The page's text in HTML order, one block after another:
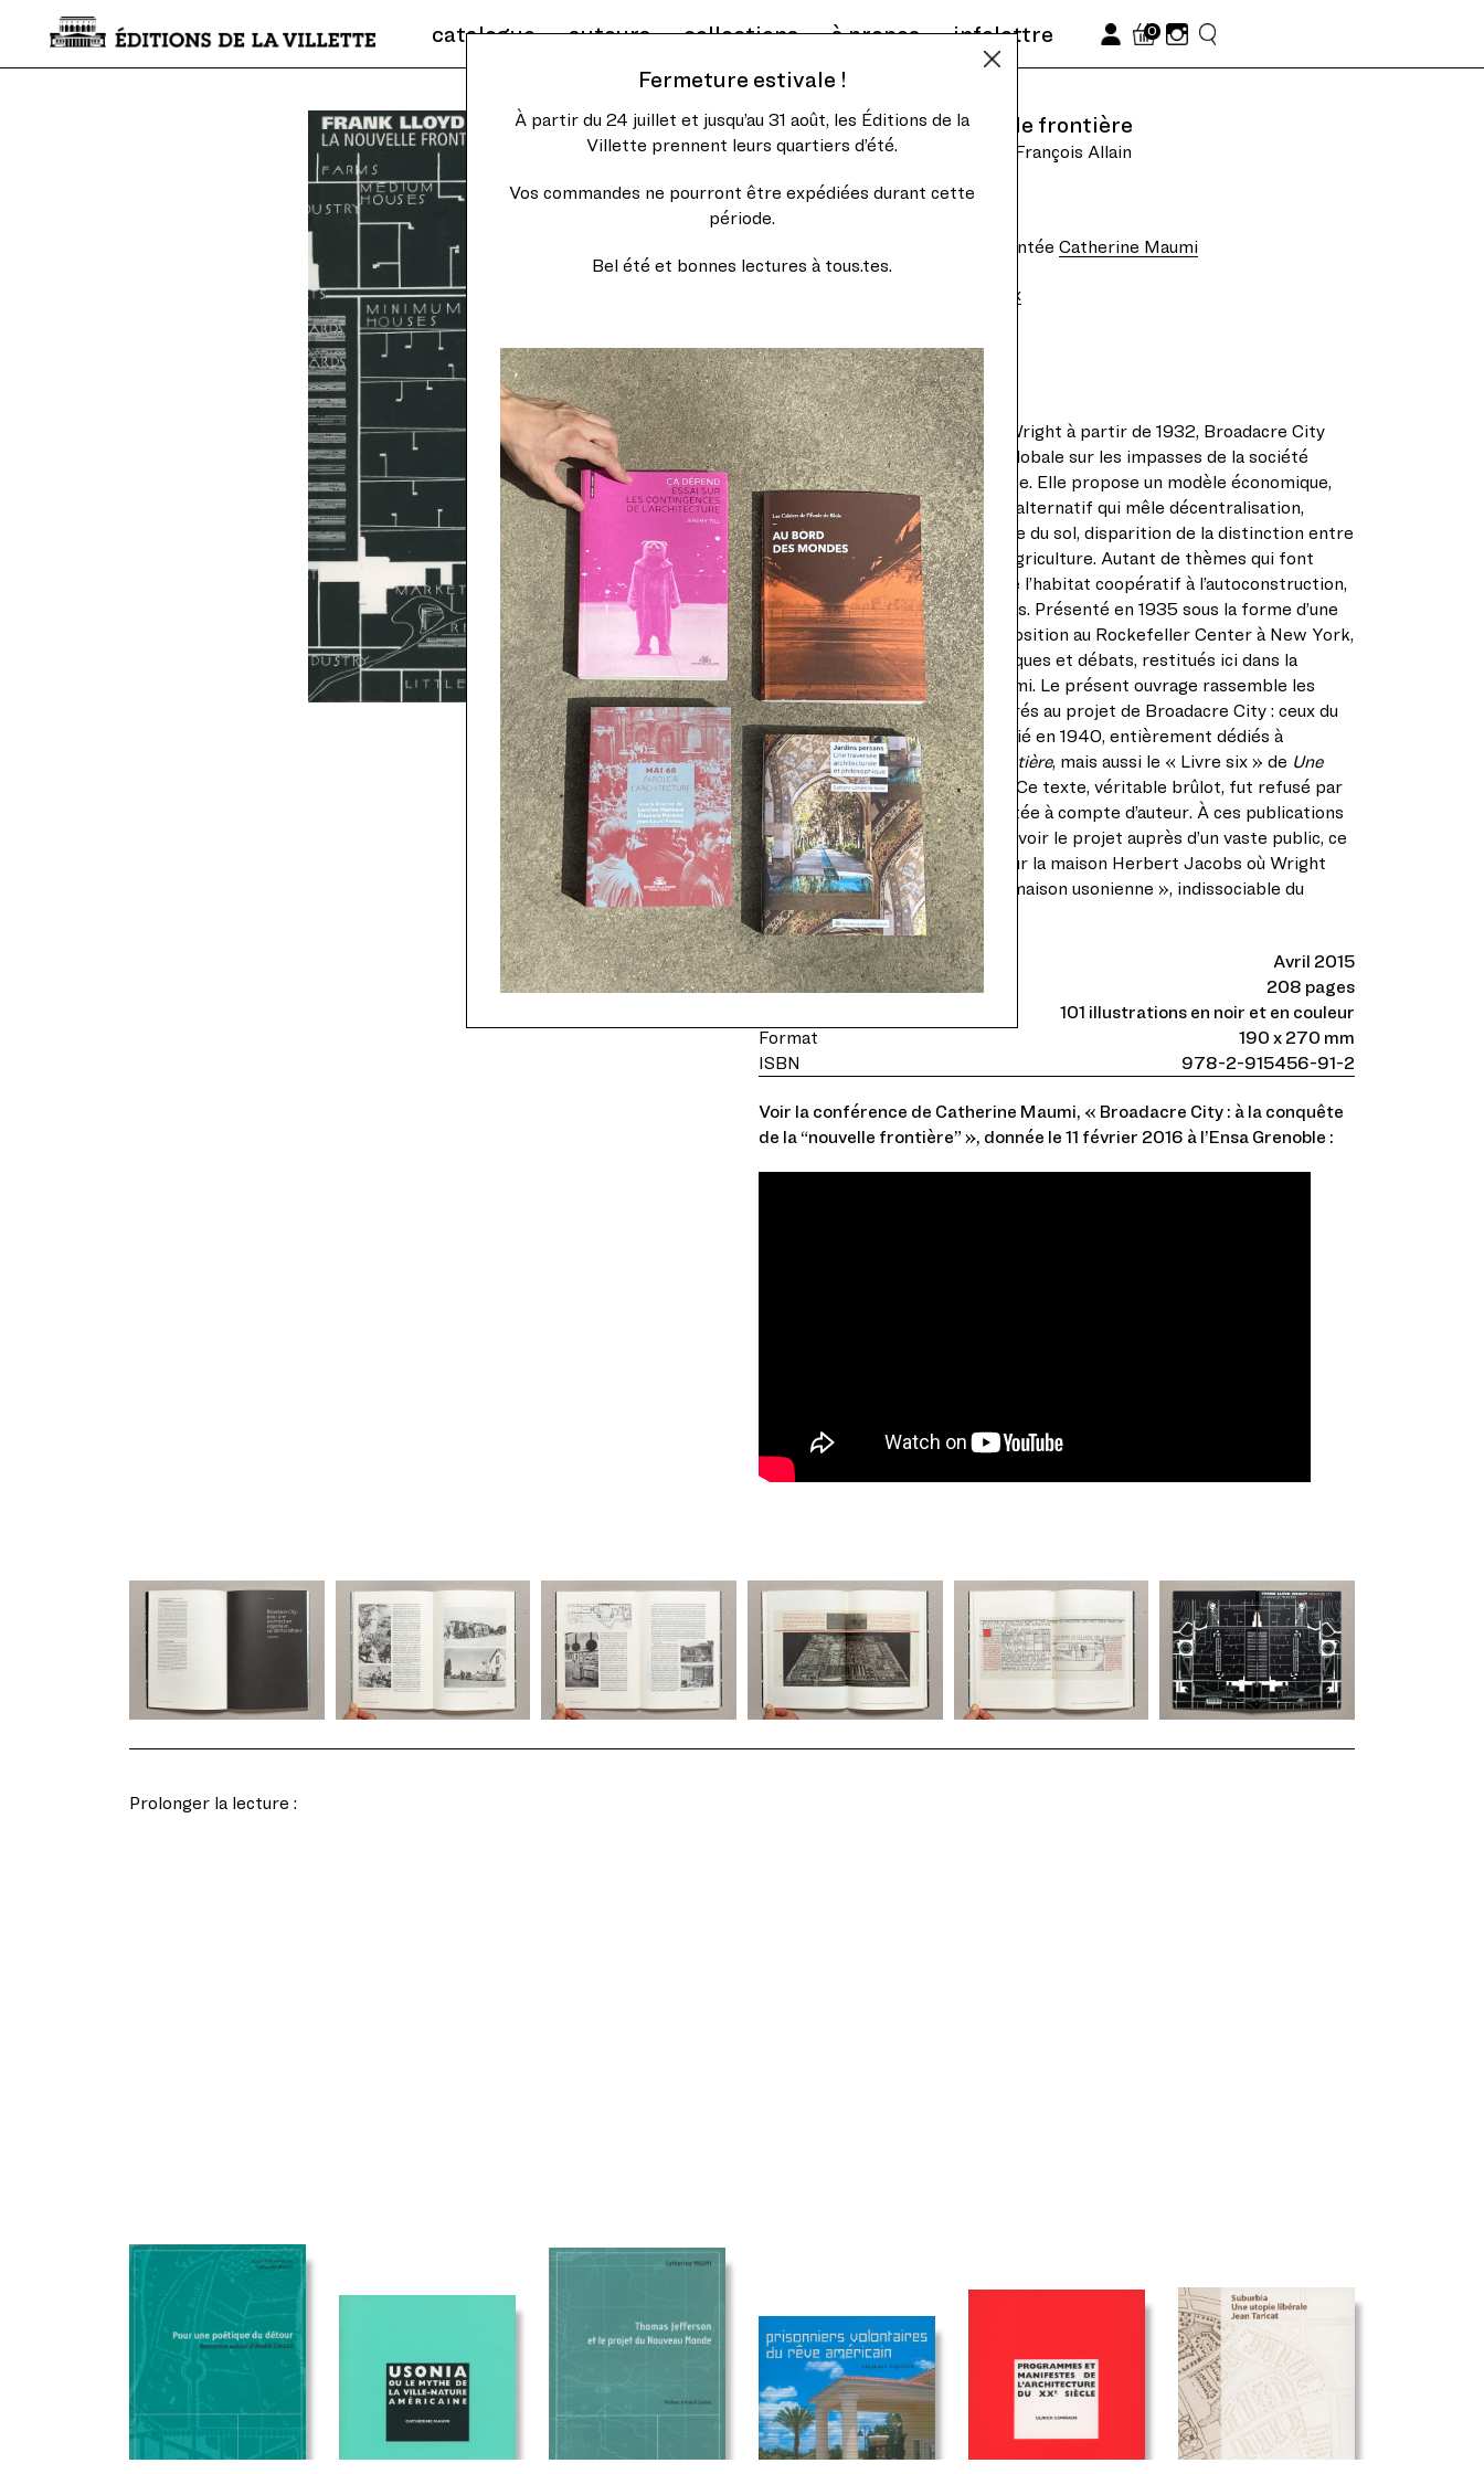
catalogue auteurs collections à propos infolettre 0
Broadacre City, la nouvelle frontière
Traduit de l’américain par Jean-François Allain
Frank Lloyd Wright
Édition critique dirigée et présentée Catherine Maumi
Textes fondamentaux
Ajouter au panier
Ville imaginée par Frank Lloyd Wright à partir de 1932, Broadacre City
s’inscrit dans sa réflexion plus globale sur les impasses de la société
urbaine et industrielle américaine. Elle propose un modèle économique,
social et politique radicalement alternatif qui mêle décentralisation,
coopération, propriété collective du sol, disparition de la distinction entre
ville et campagne, industrie et agriculture. Autant de thèmes qui font
écho aux tendances actuelles, de l’habitat coopératif à l’autoconstruction,
en passant par les circuits courts. Présenté en 1935 sous la forme d’une
grande maquette lors d’une exposition au Rockefeller Center à New York,
le projet suscita d’intenses critiques et débats, restitués ici dans la
présentation de Catherine Maumi. Le présent ouvrage rassemble les
textes que l’architecte a consacrés au projet de Broadacre City : ceux du
numéro de la revueTaliesinpublié en 1940, entièrement dédiés à
Broadacre City : la nouvelle frontière, mais aussi le « Livre six » de Une
autobiographie, rédigé en 1943. Ce texte, véritable brûlot, fut refusé par
l’éditeur et parut en édition limitée à compte d’auteur. À ces publications
manifestes, destinées à promouvoir le projet auprès d’un vaste public, ce
recueil ajoute l’article de 1938 sur la maison Herbert Jacobs où Wright
développe sa réflexion sur la « maison usonienne », indissociable du
projet de Broadacre City.
Parution
Avril 2015
Nombre de pages
208 pages
101 illustrations en noir et en couleur
Format
190 x 270 mm
ISBN
978-2-915456-91-2
Voir la conférence de Catherine Maumi, « Broadacre City : à la conquête
de la “nouvelle frontière” », donnée le 11 février 2016 à l’Ensa Grenoble :
Prolonger la lecture :
22,00
19,00€
Fermeture estivale !
À partir du 24 juillet et jusqu’au 31 août, les Éditions de la
Villette prennent leurs quartiers d’été.
Vos commandes ne pourront être expédiées durant cette
période.
Bel été et bonnes lectures à tous.tes.